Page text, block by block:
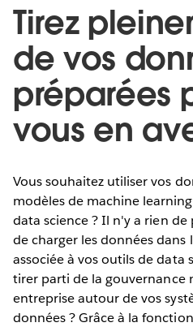
Tirez
de vos
préparées
vous en
Vous souhaitez utiliser vos
modèles de machine
data science ? Il n'y a rien
de charger les données dans
associée à vos outils de data
tirer parti de la gouvernance
entreprise autour de vos
données ? Grâce à la